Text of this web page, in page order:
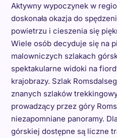
Aktywny wypoczynek w
doskonała okazja do
powietrzu i cieszenia się
Wiele osób decyduje się na
malowniczych szlakach
spektakularne widoki na
krajobrazy. Szlak
znanych szlaków
prowadzący przez góry
niezapomniane panoramy.
górskiej dostępne są liczne